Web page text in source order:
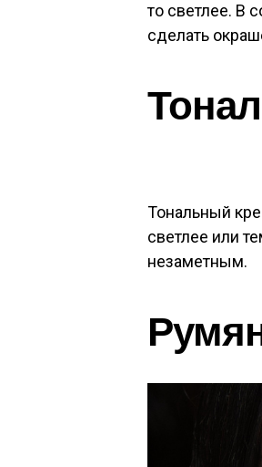
то светлее. В
сделать
Тональный
светлее или
незаметным.